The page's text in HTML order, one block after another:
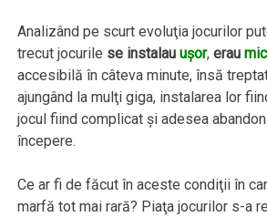
Analizând pe scurt evoluţia jocurilor
trecut jocurile se instalauuşor, erau
accesibilă în câteva minute, însă
ajungând la mulţi giga, instalarea lor
jocul fiind complicat şi adesea
începere.
Ce ar fi de făcut în aceste condiţii în
marfă tot mai rară? Piaţa jocurilor s-a